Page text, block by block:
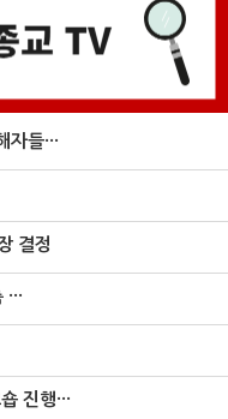
들···
결정
진행···